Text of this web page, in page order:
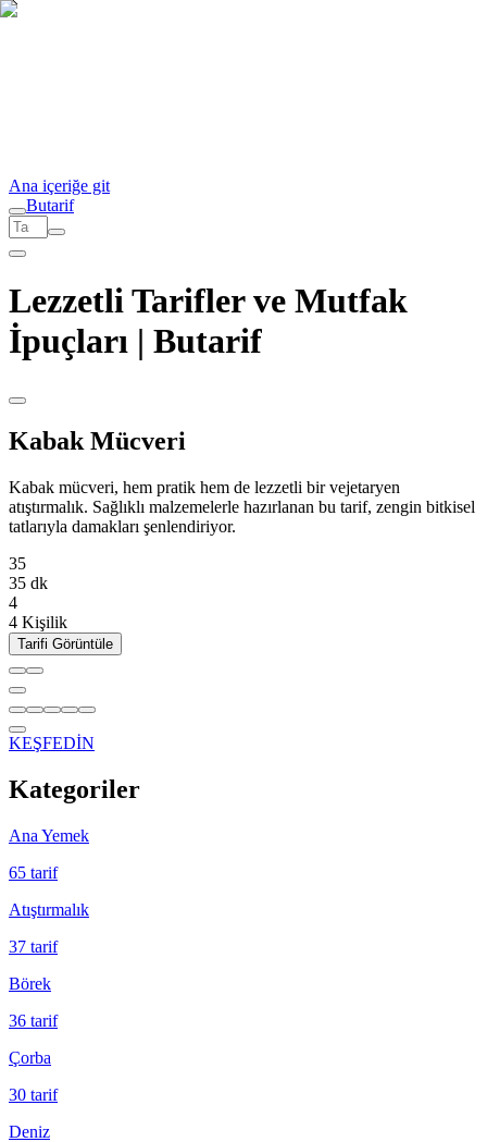
Ana içeriğe git
Butarif
Lezzetli Tarifler ve Mutfak
İpuçları | Butarif
Kabak Mücveri
Kabak mücveri, hem pratik hem de lezzetli bir vejetaryen
atıştırmalık. Sağlıklı malzemelerle hazırlanan bu tarif, zengin bitkisel
tatlarıyla damakları şenlendiriyor.
35
35 dk
4
4 Kişilik
Tarifi Görüntüle
KEŞFEDİN
Kategoriler
Ana Yemek
65 tarif
Atıştırmalık
37 tarif
Börek
36 tarif
Çorba
30 tarif
Deniz